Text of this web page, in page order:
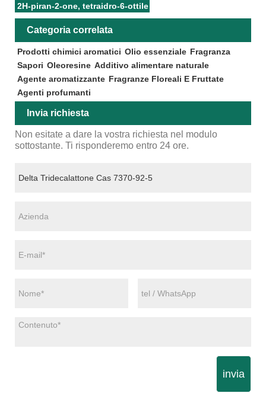
2H-piran-2-one, tetraidro-6-ottile
Categoria correlata
Prodotti chimici aromatici Olio essenziale Fragranza
Sapori Oleoresine Additivo alimentare naturale
Agente aromatizzante Fragranze Floreali E Fruttate
Agenti profumanti
Invia richiesta
Non esitate a dare la vostra richiesta nel modulo
sottostante. Ti risponderemo entro 24 ore.
invia